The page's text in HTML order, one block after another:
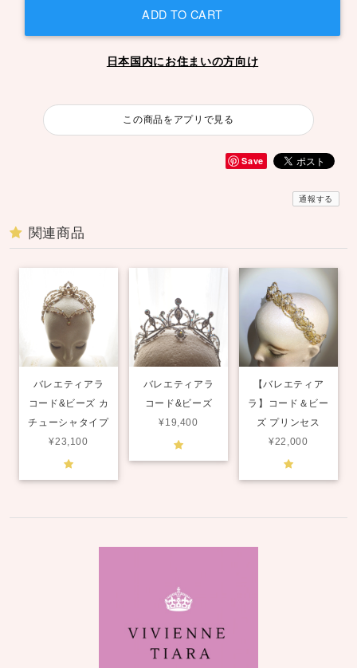
ADD TO CART
日本国内にお住まいの方向け
この商品をアプリで見る
Save
通報する
関連商品
バレエティアラ
コード&ビーズ カ
チューシャタイプ
¥23,100
バレエティアラ
コード&ビーズ
¥19,400
【バレエティア
ラ】コード＆ビー
ズ プリンセス
¥22,000